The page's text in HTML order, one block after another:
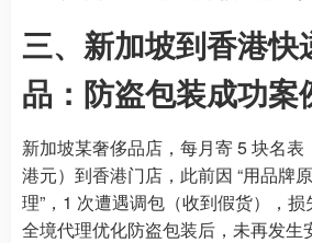
三、新加坡到香港快
品：防盗包装成功案
新加坡某奢侈品店，每月寄 5 块名
港元）到香港门店，此前因 “用品牌
理”，1 次遭遇调包（收到假货），
全境代理优化防盗包装后，未再发生